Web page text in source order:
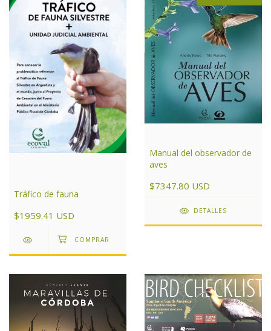
Tráfico de fauna
$1959.41 USD
Manual del observador de
aves
$7347.80 USD
DETALLES